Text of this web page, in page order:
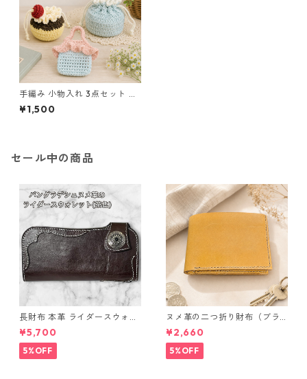
手編み 小物入れ 3点セット プ
リンモチーフ 巾着 ミニバッグ
n59 ハンドメイド
¥1,500
セール中の商品
長財布 本革 ライダースウォレ
ット 国産 ヌメ革 ブラウン バ
ングラデシュ l175 レザー 革財
布 ハンドメイド 経年変化
¥5,700
5%OFF
ヌメ革の二つ折り財布（ブラ
ウン系）
¥2,660
5%OFF